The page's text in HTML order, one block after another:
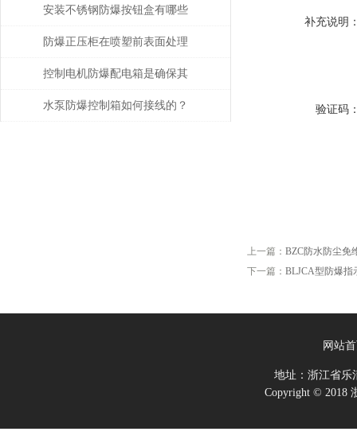
补充说明
验证码
上一篇： BZC防水防尘免
下一篇： BLJCA型防爆指
场所电气安全的利器
安装不锈钢防爆按钮盒有哪些
操作？
防爆正压柜在喷塑前表面处理
的重要性
控制电机防爆配电箱是确保其
安全可靠地运行的关键
水泵防爆控制箱如何接线的？
网站
地址：浙江省
Copyright © 2018